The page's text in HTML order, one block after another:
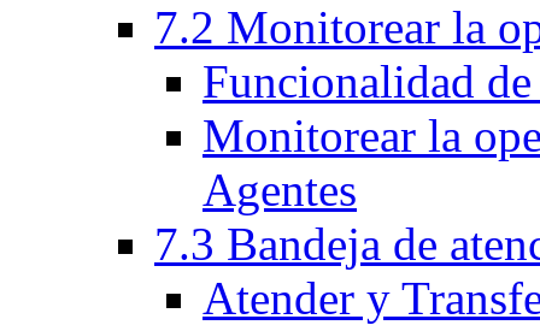
7.2 Monitorear la
Funcionalidad
Monitorear la
Agentes
7.3 Bandeja de
Atender y